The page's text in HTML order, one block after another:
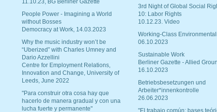
11.10.23, BG Berliner Gazette
People Power - Imagining a World
without Bosses
Democracy at Work, 14.03.2023
Why the music industry won’t be
“Uberized” with Charles Umney and
Dario Azzellini
Centre for Employment Relations,
Innovation and Change, University of
Leeds, June 2022
"Para construir otra cosa hay que
hacerlo de manera gradual y con una
lucha fuerte y permanente"
3rd Night of Global Social
10: Labor Rights
10.12.23. Video
Working-Class
06.10.2023
Sustainable Work
Berliner Gazette - Allied
16.10.2023
Betriebsbesetzungen und
Arbeiter*innenkontrolle
26.06.2023
"El trabajo común: bases